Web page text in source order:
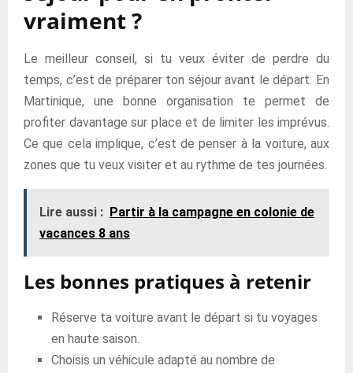
vraiment ?
Le meilleur conseil, si tu veux éviter de perdre du
temps, c’est de préparer ton séjour avant le départ. En
Martinique, une bonne organisation te permet de
profiter davantage sur place et de limiter les imprévus.
Ce que cela implique, c’est de penser à la voiture, aux
zones que tu veux visiter et au rythme de tes journées.
Lire aussi : Partir à la campagne en colonie de
vacances 8 ans
Les bonnes pratiques à retenir
Réserve ta voiture avant le départ si tu voyages
en haute saison.
Choisis un véhicule adapté au nombre de